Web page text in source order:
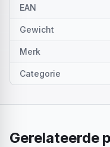
EAN
Gewicht
Merk
Categorie
Gerelateerde